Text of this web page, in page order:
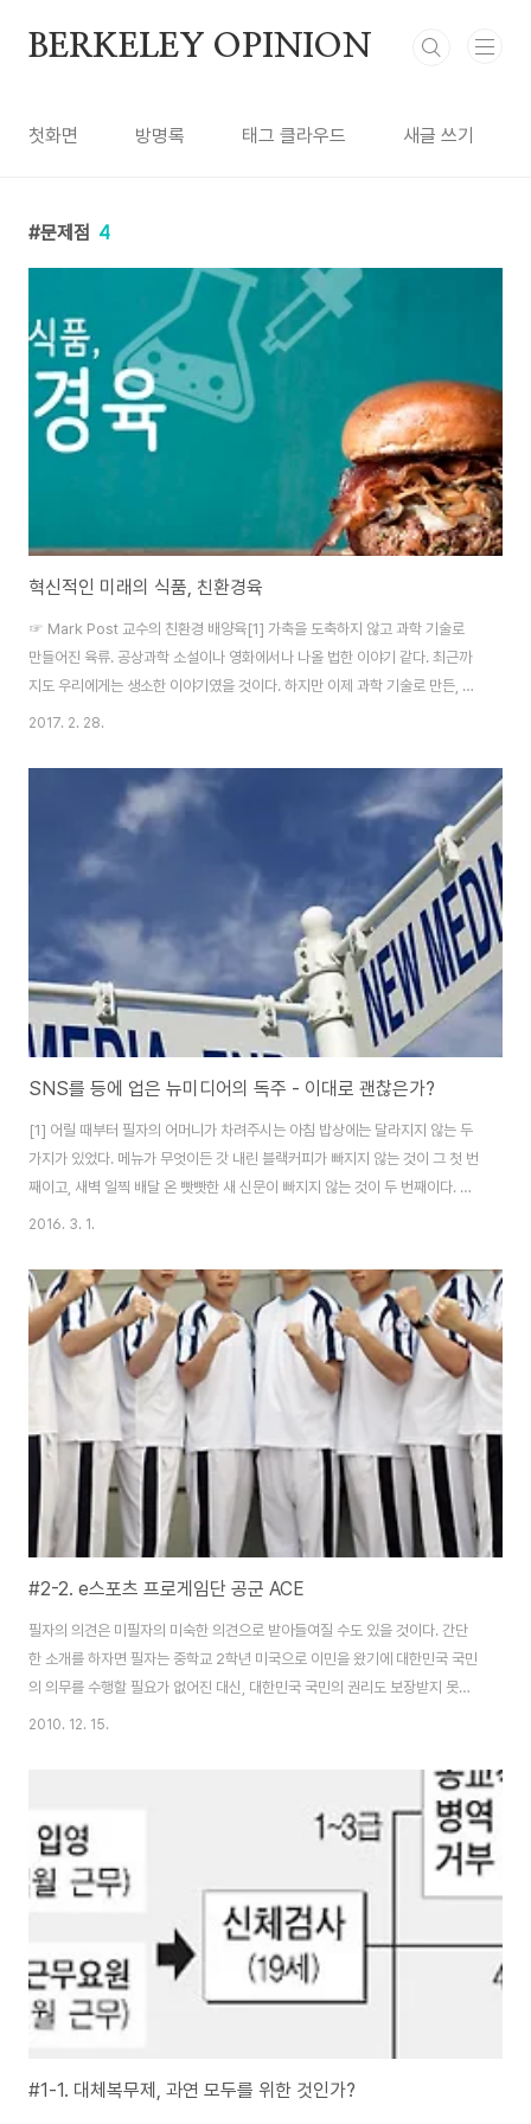
BERKELEY OPINION
첫화면 방명록 태그 클라우드 새글 쓰기
문제점 4
혁신적인 미래의 식품, 친환경육
☞ Mark Post 교수의 친환경 배양육[1] 가축을 도축하지 않고 과학 기술로
만들어진 육류. 공상과학 소설이나 영화에서나 나올 법한 이야기 같다. 최근까
지도 우리에게는 생소한 이야기였을 것이다. 하지만 이제 과학 기술로 만든, 살
생에서 자유로운 친환경 육류의 등장은 그다지 먼 미래가 아니다. 미래의 식량
껏 육류는 몇만 년 전부터 인류의 식단에 포함됐다. 사냥에서부터 시작하여 목
축하면서 고기는 늘 우리의 식생활과 함께 해왔다. 축산업은 인류가 정착 생활
을 시작한 이래로 발전해왔고, 현대에 이르러서는 고도로 산업화하여 육류의
대량 생산이 가능해졌다. 하지만, 이런 축산업과 육류 생산은 사실 많은 문제점
2017. 2. 28.
SNS를 등에 업은 뉴미디어의 독주 - 이대로 괜찮은가?
[1] 어릴 때부터 필자의 어머니가 차려주시는 아침 밥상에는 달라지지 않는 두
가지가 있었다. 메뉴가 무엇이든 갓 내린 블랙커피가 빠지지 않는 것이 그 첫 번
째이고, 새벽 일찍 배달 온 빳빳한 새 신문이 빠지지 않는 것이 두 번째이다. 모
두가 바쁜 아침 시간인지라, 가족들끼리 느긋하게 대화를 하며 밥을 먹기에는
정시켜주는 좋은 아침 동무가 되어주었다. 하지만 시간이 흐르고 스마트폰이
발달함에 따라 필자의 오른손엔 늘 스마트폰 기기가 자리하게 되었고, 아침 밥
상 위의 회색빛 신문은 신문 기사의 헤드라인만을 정리해 스마트폰이 전달해주
는 '간단 뉴스'의 장점을 이기지 못하게 되었다. 이런 나를 보며 어머니는 항상
신문을 읽으라며 꾸..
2016. 3. 1.
#2-2. e스포츠 프로게임단 공군 ACE
필자의 의견은 미필자의 미숙한 의견으로 받아들여질 수도 있을 것이다. 간단
한 소개를 하자면 필자는 중학교 2학년 미국으로 이민을 왔기에 대한민국 국민
의 의무를 수행할 필요가 없어진 대신, 대한민국 국민의 권리도 보장받지 못했
다. 따라서, 현재 필자는 대한민국 국군 입대를 한국에 있는 10대 후반, 20대
미룬 것일 뿐, 대학교의 졸업이 끝나면 입대할 의지가 있다. 시작에 앞서 필자는
아직 국방의 의무를 수행하지 않은 만 23살의 대학생의 신분임을 미리 밝혀둔
다. 어느 나라나 마찬가지지만, 군대라는 조직은 단순히 병력과 무기를 체계적
으로 관리하고 훈련시키는 것이 아니다. 조직의 특성상 모든 군인들은 기본적
인 훈련을 하면서도, 자신의..
2010. 12. 15.
#1-1. 대체복무제, 과연 모두를 위한 것인가?